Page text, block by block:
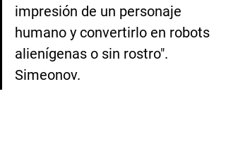
impresión de un personaje
humano y convertirlo en robots
alienígenas o sin rostro".
Simeonov.